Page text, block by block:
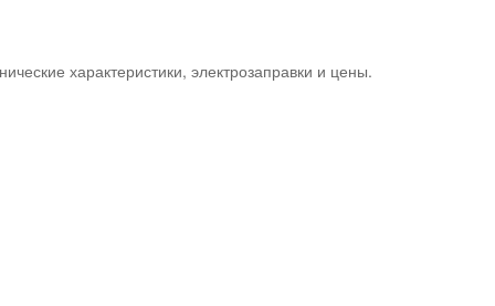
характеристики, электрозаправки и цены.